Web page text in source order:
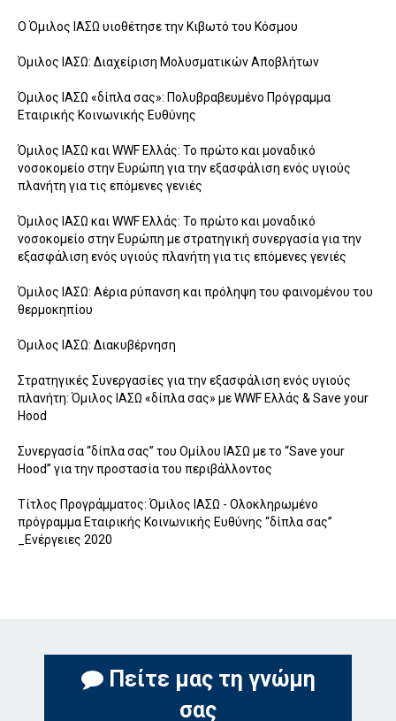
Ο Όμιλος ΙΑΣΩ υιοθέτησε την Κιβωτό του Κόσμου
Όμιλος ΙΑΣΩ: Διαχείριση Μολυσματικών Αποβλήτων
Όμιλος ΙΑΣΩ «δίπλα σας»: Πολυβραβευμένο Πρόγραμμα
Εταιρικής Κοινωνικής Ευθύνης
Όμιλος ΙΑΣΩ και WWF Ελλάς: Το πρώτο και μοναδικό
νοσοκομείο στην Ευρώπη για την εξασφάλιση ενός υγιούς
πλανήτη για τις επόμενες γενιές
Όμιλος ΙΑΣΩ και WWF Ελλάς: Το πρώτο και μοναδικό
νοσοκομείο στην Ευρώπη με στρατηγική συνεργασία για την
εξασφάλιση ενός υγιούς πλανήτη για τις επόμενες γενιές
Όμιλος ΙΑΣΩ: Αέρια ρύπανση και πρόληψη του φαινομένου του
θερμοκηπίου
Όμιλος ΙΑΣΩ: Διακυβέρνηση
Στρατηγικές Συνεργασίες για την εξασφάλιση ενός υγιούς
πλανήτη: Όμιλος ΙΑΣΩ «δίπλα σας» με WWF Ελλάς & Save your
Hood
Συνεργασία “δίπλα σας” του Ομίλου ΙΑΣΩ με το “Save your
Hood” για την προστασία του περιβάλλοντος
Τίτλος Προγράμματος: Όμιλος ΙΑΣΩ - Ολοκληρωμένο
πρόγραμμα Εταιρικής Κοινωνικής Ευθύνης “δίπλα σας”
_Ενέργειες 2020
Πείτε μας τη γνώμη
σας